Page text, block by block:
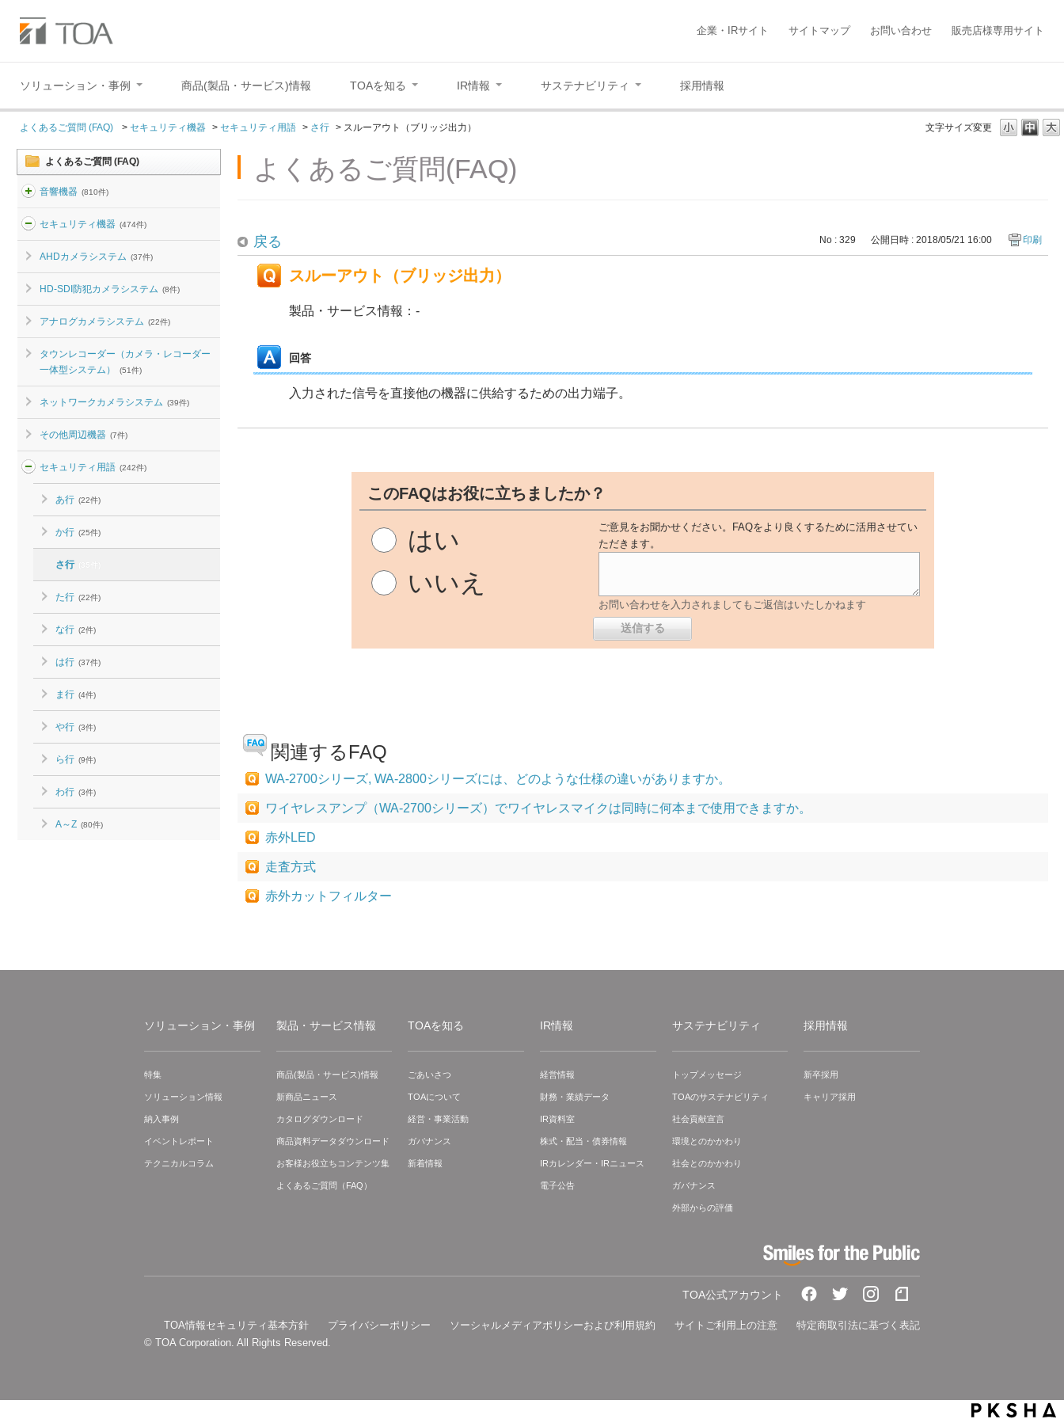
企業・IRサイト サイトマップ お問い合わせ 販売店様専用サイト
ソリューション・事例 商品(製品・サービス)情報 TOAを知る IR情報 サステナビリティ 採用情報
文字サイズ変更
よくあるご質問 (FAQ) > セキュリティ機器 > セキュリティ用語 > さ行 > スルーアウト（ブリッジ出力）
よくあるご質問 (FAQ)
音響機器 (810件)
セキュリティ機器 (474件)
AHDカメラシステム (37件)
HD-SDI防犯カメラシステム (8件)
アナログカメラシステム (22件)
タウンレコーダー（カメラ・レコーダー
一体型システム）
(51件)
ネットワークカメラシステム (39件)
その他周辺機器 (7件)
セキュリティ用語 (242件)
あ行 (22件)
か行 (25件)
さ行
た行 (22件)
な行 (2件)
は行 (37件)
ま行 (4件)
や行 (3件)
ら行 (9件)
わ行 (3件)
A～Z (80件)
よくあるご質問(FAQ)
戻る No : 329 公開日時 : 2018/05/21 16:00 印刷
スルーアウト（ブリッジ出力）
製品・サービス情報：-
回答
入力された信号を直接他の機器に供給するための出力端子。
このFAQはお役に立ちましたか？
はい
いいえ
ご意見をお聞かせください。FAQをより良くするために活用させてい
ただきます。
お問い合わせを入力されましてもご返信はいたしかねます
関連するFAQ
WA-2700シリーズ, WA-2800シリーズには、どのような仕様の違いがありますか。
ワイヤレスアンプ（WA-2700シリーズ）でワイヤレスマイクは同時に何本まで使用できますか。
赤外LED
走査方式
赤外カットフィルター
ソリューション・事例
特集
ソリューション情報
納入事例
イベントレポート
テクニカルコラム
製品・サービス情報
商品(製品・サービス)情報
新商品ニュース
カタログダウンロード
商品資料データダウンロード
お客様お役立ちコンテンツ集
よくあるご質問（FAQ）
TOAを知る
ごあいさつ
TOAについて
経営・事業活動
ガバナンス
新着情報
IR情報
経営情報
財務・業績データ
IR資料室
株式・配当・債券情報
IRカレンダー・IRニュース
電子公告
サステナビリティ
トップメッセージ
TOAのサステナビリティ
社会貢献宣言
環境とのかかわり
社会とのかかわり
ガバナンス
外部からの評価
採用情報
新卒採用
キャリア採用
TOA公式アカウント
TOA情報セキュリティ基本方針 プライバシーポリシー ソーシャルメディアポリシーおよび利用規約 サイトご利用上の注意
特定商取引法に基づく表記
© TOA Corporation. All Rights Reserved.